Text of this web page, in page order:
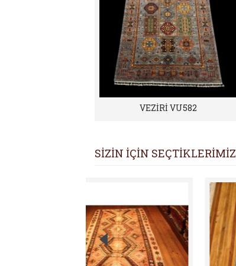
VEZİRİ VU582
SİZİN İÇİN SEÇTİKLERİMİZ